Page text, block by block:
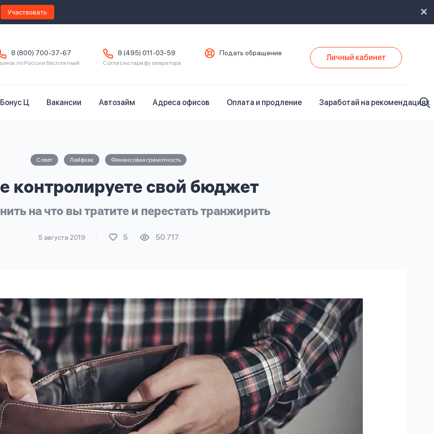
Участвовать
8 (800) 700-37-67
по России бесплатный
8 (495) 011-03-59
Согласно тарифу оператора
Подать обращение Личный кабинет
Бонус Ц Вакансии Автозайм Адреса офисов Оплата и продление Заработай на рекомендациях
Совет Лайфхак Финансовая грамотность
контролируете свой бюджет
на что вы тратите и перестать транжирить
5 августа 2019 5 50 717